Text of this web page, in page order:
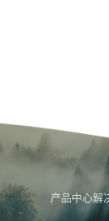
产品中心解